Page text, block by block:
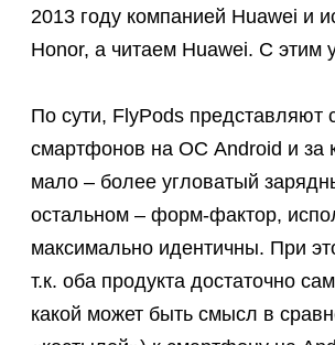
2013 году компанией Huawei и
Honor, а читаем Huawei. С этим
По сути, FlyPods представляют
смартфонов на ОС Android и за
мало – более угловатый
остальном – форм-фактор,
максимально идентичны. При
т.к. оба продукта достаточно
какой может быть смысл в